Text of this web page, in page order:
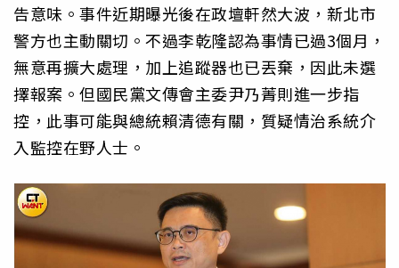
告意味。事件近期曝光後在政壇軒然大波，新北市
警方也主動關切。不過李乾隆認為事情已過3個月，
無意再擴大處理，加上追蹤器也已丟棄，因此未選
擇報案。但國民黨文傳會主委尹乃菁則進一步指
控，此事可能與總統賴清德有關，質疑情治系統介
入監控在野人士。